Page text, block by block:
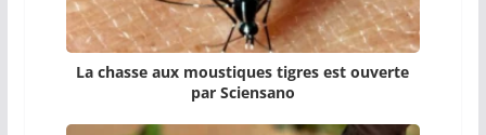
La chasse aux moustiques tigres est ouverte
par Sciensano